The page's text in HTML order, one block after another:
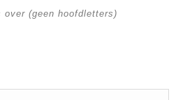
over (geen hoofdletters)